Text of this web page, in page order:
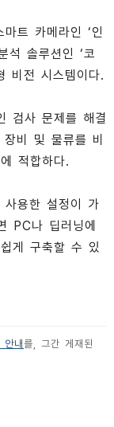
트 카메라인 ‘인
솔루션인 ‘코
비전 시스템이다.
검사 문제를 해결
비 및 물류를 비
적합하다.
용한 설정이 가
PC나 딥러닝에
게 구축할 수 있
내를, 그간 게재된